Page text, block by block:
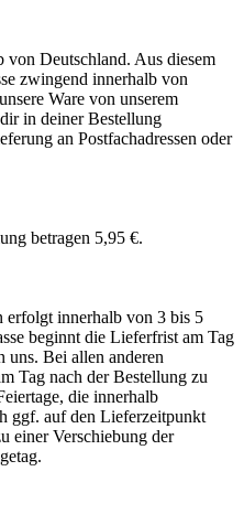
Deutschland. Aus diesem
zwingend innerhalb von
Ware von unserem
in deiner Bestellung
an Postfachadressen oder
betragen 5,95 €.
erfolgt innerhalb von 3 bis 5
beginnt die Lieferfrist am Tag
uns. Bei allen anderen
Tag nach der Bestellung zu
die innerhalb
ggf. auf den Lieferzeitpunkt
einer Verschiebung der